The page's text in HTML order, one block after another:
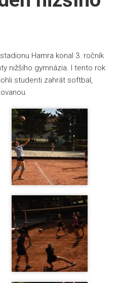
Hamra konal 3. ročník
nižšího gymnázia. I tento rok
studenti zahrát softbal,